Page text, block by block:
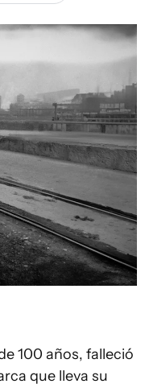
100 años, falleció
que lleva su